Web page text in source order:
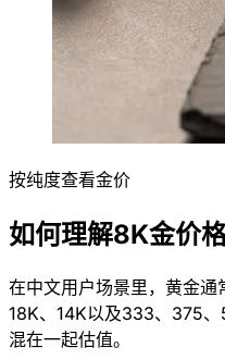
按纯度查看金价
如何理解8K金价
在中文用户场景里，黄金通
18K、14K以及333、375
混在一起估值。